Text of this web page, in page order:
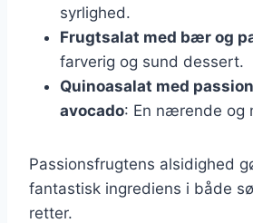
syrlighed.
Frugtsalat med bær og
farverig og sund dessert.
Quinoasalat med
avocado: En nærende og
Passionsfrugtens alsidighed
fantastisk ingrediens i både
retter.